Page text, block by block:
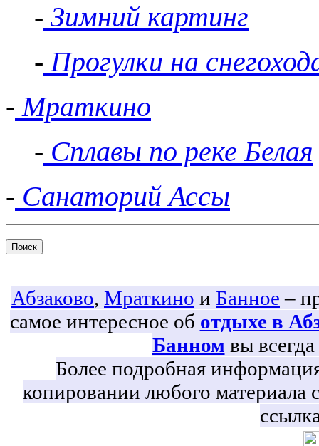
- Зимний картинг
- Прогулки на
- Мраткино
- Сплавы по реке Белая
- Санаторий Ассы
Абзаково, Мраткино и Банное –
самое интересное об отдыхе в
Банном вы
Более подробная
копировании любого материала